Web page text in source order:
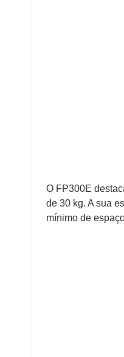
O FP300E
de 30 kg. A sua
mínimo de